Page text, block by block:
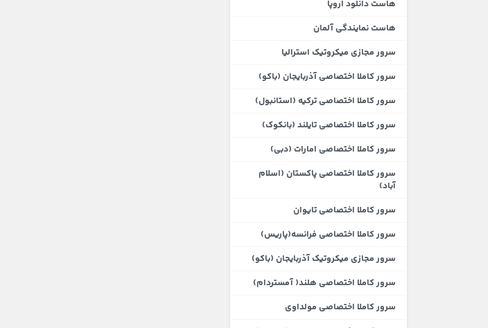
هاست دانلود اروپا
هاست نمایندگی آلمان
سرور مجازی میکروتیک استرالیا
سرور کاملا اختصاصی آذربایجان (باکو)
سرور کاملا اختصاصی ترکیه (استانبول)
سرور کاملا اختصاصی تایلند (بانکوک)
سرور کاملا اختصاصی امارات (دبی)
سرور کاملا اختصاصی پاکستان (اسلام
آباد)
سرور کاملا اختصاصی تایوان
سرور کاملا اختصاصی فرانسه(پاریس)
سرور مجازی میکروتیک آذربایجان (باکو)
سرور کاملا اختصاصی هلند( آمستردام)
سرور کاملا اختصاصی مولداوی